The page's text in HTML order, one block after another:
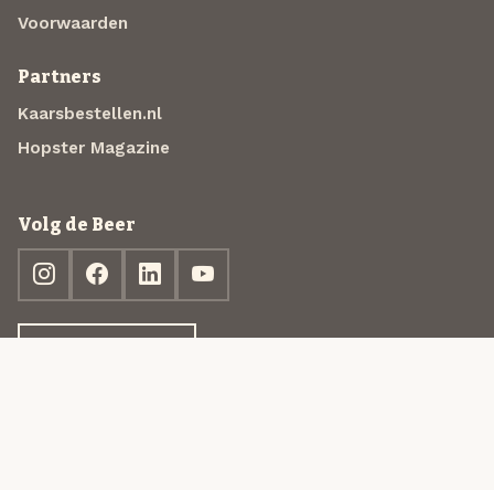
Voorwaarden
Partners
Kaarsbestellen.nl
Hopster Magazine
Volg de Beer